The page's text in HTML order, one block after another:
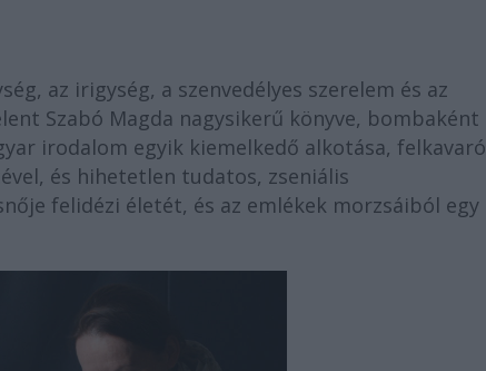
az irigység, a szenvedélyes szerelem és az
Szabó Magda nagysikerű könyve, bombaként
irodalom egyik kiemelkedő alkotása, felkavaró
és hihetetlen tudatos, zseniális
felidézi életét, és az emlékek morzsáiból egy